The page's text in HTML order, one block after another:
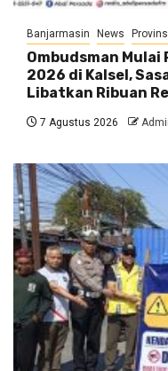
Banjarmasin News
Ombudsman
2026 di Kalsel,
Libatkan Ribuan
7 Agustus 2026